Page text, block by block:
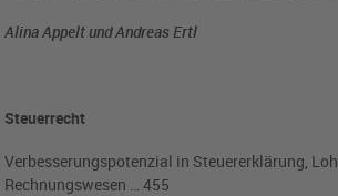
Alina Appelt und Andreas Ertl
Steuerrecht
Verbesserungspotenzial in Steuererklärung,
Rechnungswesen … 455